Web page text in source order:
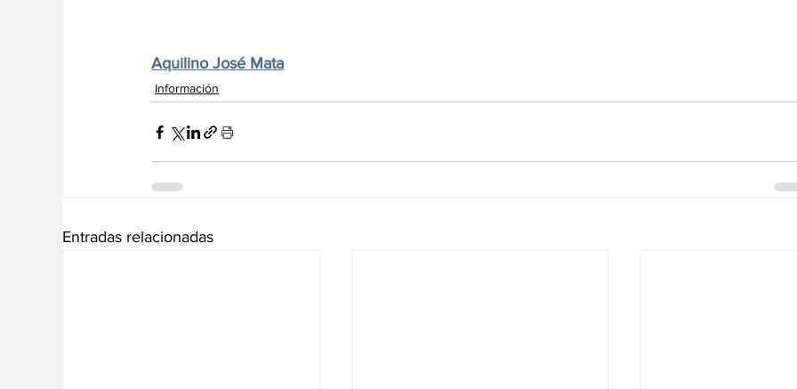
Aquilino José Mata
Información
Entradas relacionadas